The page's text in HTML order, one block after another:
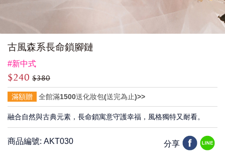
古風森系長命鎖腳鏈
#新中式
$240 $380
滿額贈 全館滿1500送化妝包(送完為止)>>
融合自然與古典元素，長命鎖寓意守護幸福，風格獨特又耐看。
商品編號: AKT030 分享